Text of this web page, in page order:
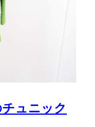
ュニック